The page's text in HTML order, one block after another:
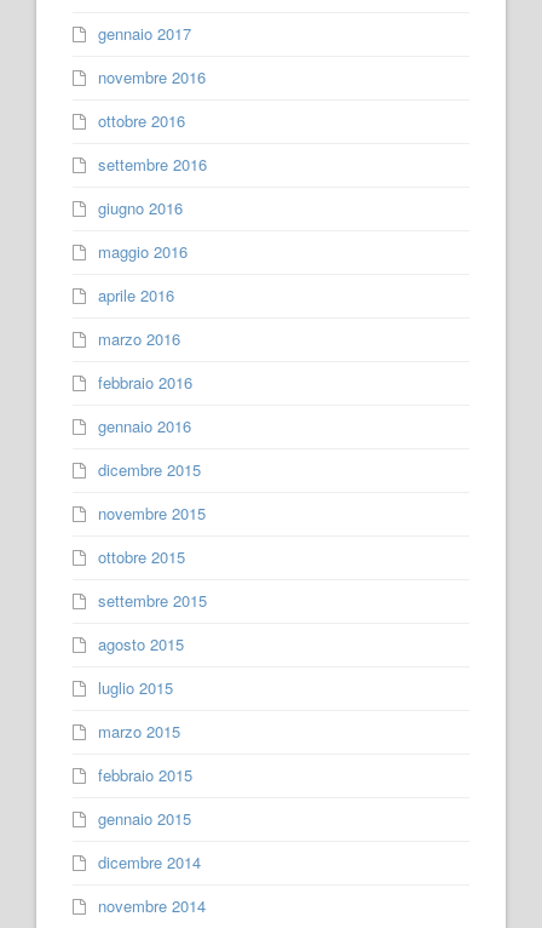
gennaio 2017
novembre 2016
ottobre 2016
settembre 2016
giugno 2016
maggio 2016
aprile 2016
marzo 2016
febbraio 2016
gennaio 2016
dicembre 2015
novembre 2015
ottobre 2015
settembre 2015
agosto 2015
luglio 2015
marzo 2015
febbraio 2015
gennaio 2015
dicembre 2014
novembre 2014